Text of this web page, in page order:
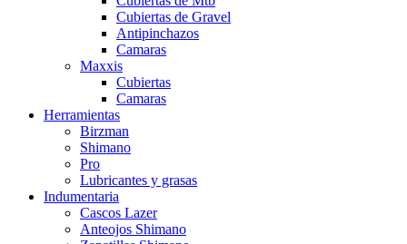
Cubiertas de Gravel
Antipinchazos
Camaras
Maxxis
Cubiertas
Camaras
Herramientas
Birzman
Shimano
Pro
Lubricantes y grasas
Indumentaria
Cascos Lazer
Anteojos Shimano